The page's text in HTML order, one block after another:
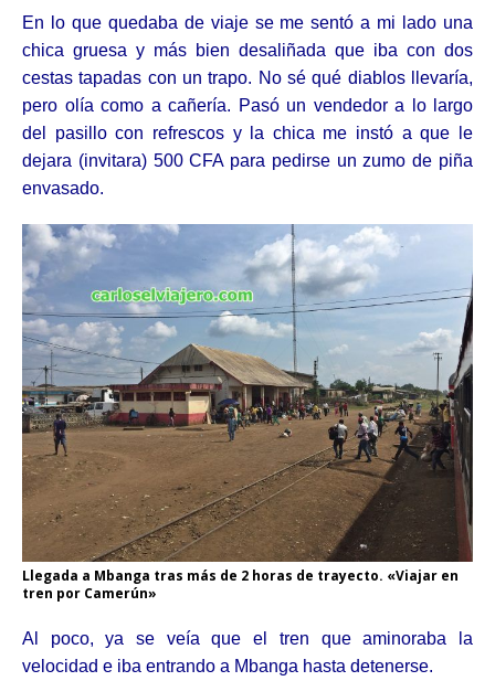
En lo que quedaba de viaje se me sentó a mi lado una
chica gruesa y más bien desaliñada que iba con dos
cestas tapadas con un trapo. No sé qué diablos llevaría,
pero olía como a cañería. Pasó un vendedor a lo largo
del pasillo con refrescos y la chica me instó a que le
dejara (invitara) 500 CFA para pedirse un zumo de piña
envasado.
Llegada a Mbanga tras más de 2 horas de trayecto. «Viajar en
tren por Camerún»
Al poco, ya se veía que el tren que aminoraba la
velocidad e iba entrando a Mbanga hasta detenerse.